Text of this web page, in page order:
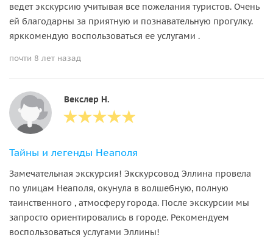
ведет экскурсию учитывая все пожелания туристов. Очень
ей благодарны за приятную и познавательную прогулку.
ярккомендую воспользоваться ее услугами .
почти 8 лет назад
Векслер Н.
Тайны и легенды Неаполя
Замечательная экскурсия! Экскурсовод Эллина провела
по улицам Неаполя, окунула в волшебную, полную
таинственного , атмосферу города. После экскурсии мы
запросто ориентировались в городе. Рекомендуем
воспользоваться услугами Эллины!